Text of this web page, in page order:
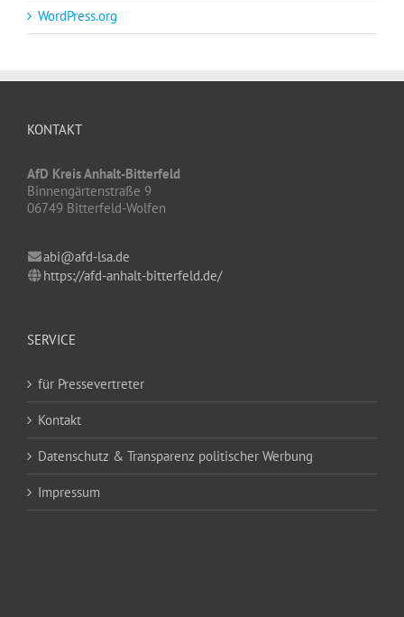
WordPress.org
KONTAKT
AfD Kreis Anhalt-Bitterfeld
Binnengärtenstraße 9
06749 Bitterfeld-Wolfen
abi@afd-lsa.de
https://afd-anhalt-bitterfeld.de/
SERVICE
für Pressevertreter
Kontakt
Datenschutz & Transparenz politischer Werbung
Impressum